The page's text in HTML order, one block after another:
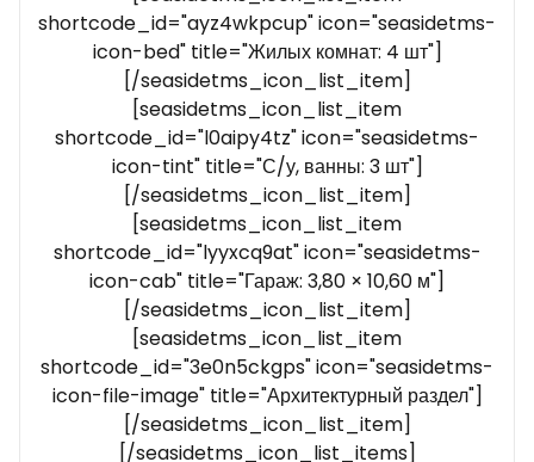
shortcode_id="ayz4wkpcup" icon="seasidetms-
icon-bed" title="Жилых комнат: 4 шт"]
[/seasidetms_icon_list_item]
[seasidetms_icon_list_item
shortcode_id="l0aipy4tz" icon="seasidetms-
icon-tint" title="С/у, ванны: 3 шт"]
[/seasidetms_icon_list_item]
[seasidetms_icon_list_item
shortcode_id="lyyxcq9at" icon="seasidetms-
icon-cab" title="Гараж: 3,80 × 10,60 м"]
[/seasidetms_icon_list_item]
[seasidetms_icon_list_item
shortcode_id="3e0n5ckgps" icon="seasidetms-
icon-file-image" title="Архитектурный раздел"]
[/seasidetms_icon_list_item]
[/seasidetms_icon_list_items]